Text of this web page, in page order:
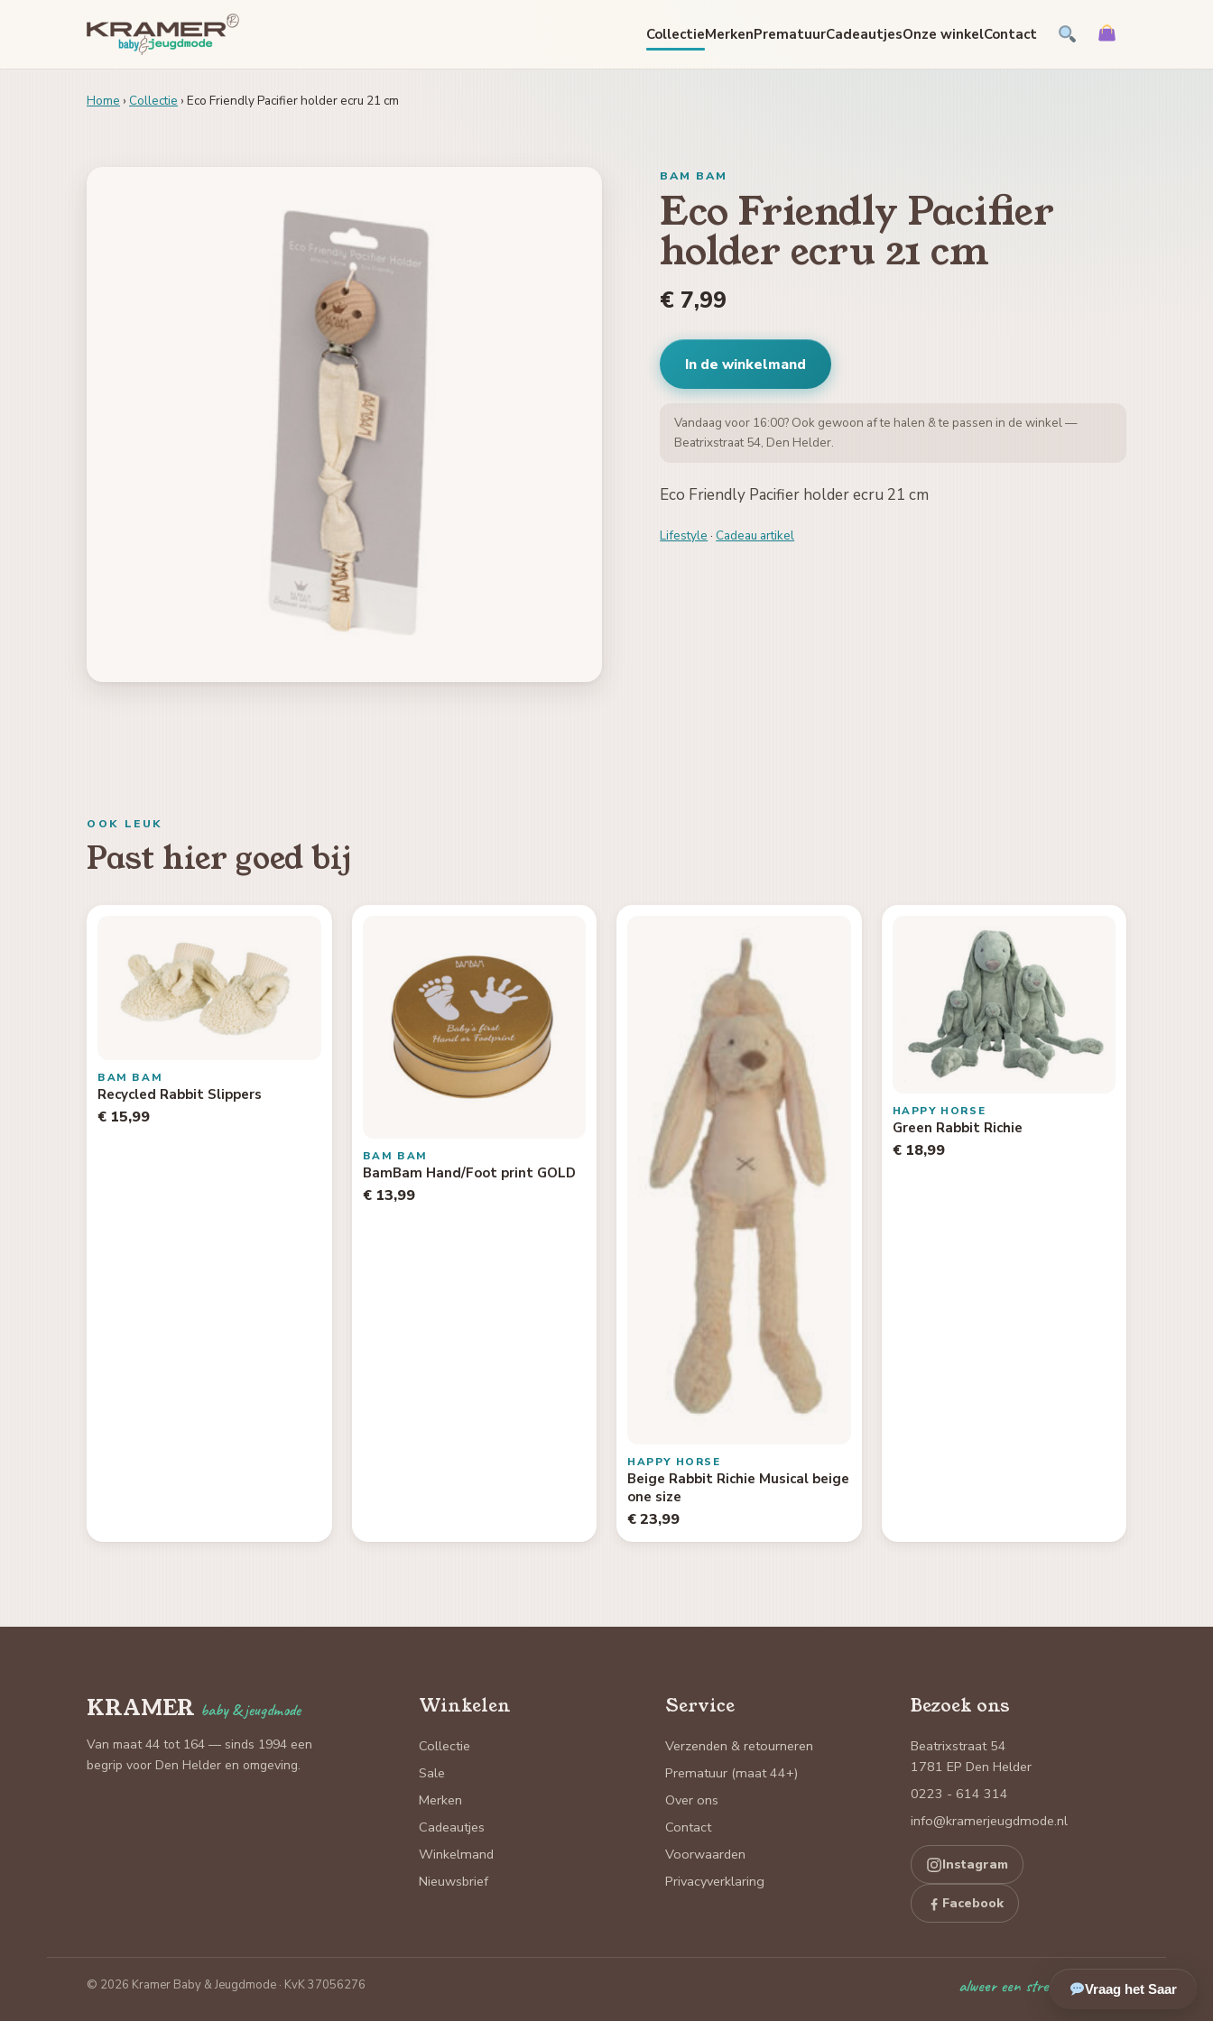
CollectieMerkenPrematuurCadeautjesOnze winkelContact
Home › Collectie › Eco Friendly Pacifier holder ecru 21 cm
BAM BAM
Eco Friendly Pacifier
holder ecru 21 cm
€ 7,99
In de winkelmand
Vandaag voor 16:00? Ook gewoon af te halen & te passen in de winkel —
Beatrixstraat 54, Den Helder.
Eco Friendly Pacifier holder ecru 21 cm
Lifestyle · Cadeau artikel
OOK LEUK
Past hier goed bij
BAM BAM
Recycled Rabbit Slippers
€ 15,99
BAM BAM
BamBam Hand/Foot print GOLD
€ 13,99
HAPPY HORSE
Beige Rabbit Richie Musical beige
one size
€ 23,99
HAPPY HORSE
Green Rabbit Richie
€ 18,99
KRAMER baby & jeugdmode
Van maat 44 tot 164 — sinds 1994 een
begrip voor Den Helder en omgeving.
Winkelen
Collectie
Sale
Merken
Cadeautjes
Winkelmand
Nieuwsbrief
Service
Verzenden & retourneren
Prematuur (maat 44+)
Over ons
Contact
Voorwaarden
Privacyverklaring
Bezoek ons
Beatrixstraat 54
1781 EP Den Helder
0223 - 614 314
info@kramerjeugdmode.nl
Instagram
Facebook
© 2026 Kramer Baby & Jeugdmode · KvK 37056276 alweer een streepje erbijVraag het Saar